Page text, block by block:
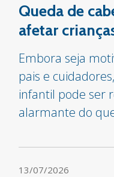
Queda de
afetar
Embora seja
pais e
infantil pode ser
alarmante do
13/07/2026